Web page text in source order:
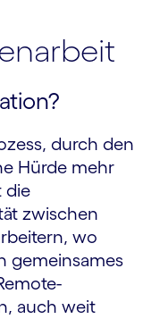
durch den
Hürde mehr
die
zwischen
wo
gemeinsames
auch weit